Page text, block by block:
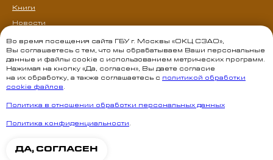
Во время посещения сайта ГБУ г. Москвы «ОКЦ СЗАО»,
Вы соглашаетесь с тем, что мы обрабатываем Ваши персональные
данные и файлы cookie с использованием метрических программ.
Нажимая на кнопку «Да, согласен», Вы даете согласие
на их обработку, а также соглашаетесь с политикой обработки
cookie файлов .
Политика в отношении обработки персональных данных
Политика конфиденциальности .
ДА, СОГЛАСЕН
Книги
Новости